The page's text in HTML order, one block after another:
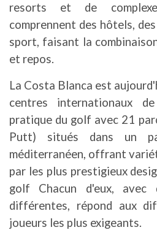
resorts et de
comprennent des hôtels,
sport, faisant la
et repos.
La Costa Blanca est
centres internationaux
pratique du golf avec 21
Putt) situés dans un
méditerranéen, offrant
par les plus prestigieux
golf Chacun d'eux, avec
différentes, répond aux
joueurs les plus exigeants.